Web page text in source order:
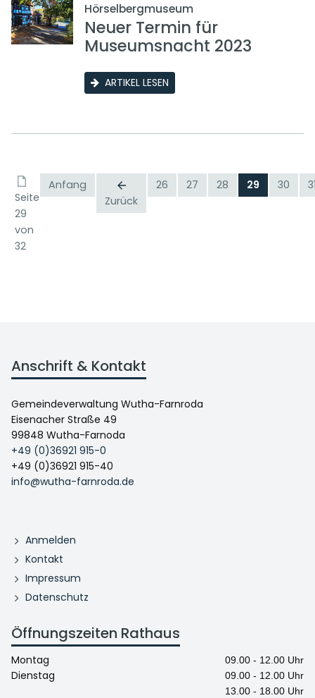
Hörselbergmuseum
Neuer Termin für
Museumsnacht 2023
ARTIKEL LESEN
Seite
29
von
32
Anfang
Zurück
26 27 28 29 30
Anschrift & Kontakt
Gemeindeverwaltung Wutha-Farnroda
Eisenacher Straße 49
99848 Wutha-Farnoda
+49 (0)36921 915-0
+49 (0)36921 915-40
info@wutha-farnroda.de
Anmelden
Kontakt
Impressum
Datenschutz
Öffnungszeiten Rathaus
Montag 09.00 - 12.00 Uhr
Dienstag
09.00 - 12.00 Uhr
13.00 - 18.00 Uhr